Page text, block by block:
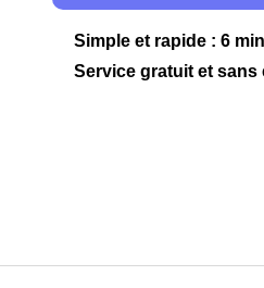
Simple et rapide : 6
Service gratuit et sans